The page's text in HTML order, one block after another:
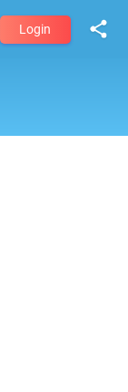
Login